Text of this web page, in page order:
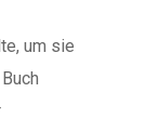
um sie